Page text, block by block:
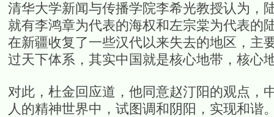
清华大学新闻与传播学院李希光教授认为，
就有李鸿章为代表的海权和左宗棠为代表的
在新疆收复了一些汉代以来失去的地区，主
过天下体系，其实中国就是核心地带，核心
对此，杜金回应道，他同意赵汀阳的观点，
人的精神世界中，试图调和阴阳，实现和谐